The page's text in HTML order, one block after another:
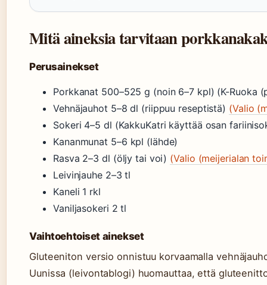
Mitä aineksia tarvitaan
Perusainekset
Porkkanat 500–525 g (noin 6–7 kpl) (K-Ruoka
Vehnäjauhot 5–8 dl (riippuu reseptistä) (Valio
Sokeri 4–5 dl (KakkuKatri käyttää osan
Kananmunat 5–6 kpl (lähde)
Rasva 2–3 dl (öljy tai voi) (Valio (meijerialan
Leivinjauhe 2–3 tl
Kaneli 1 rkl
Vaniljasokeri 2 tl
Vaihtoehtoiset ainekset
Gluteeniton versio onnistuu korvaamalla
Uunissa (leivontablogi) huomauttaa, että